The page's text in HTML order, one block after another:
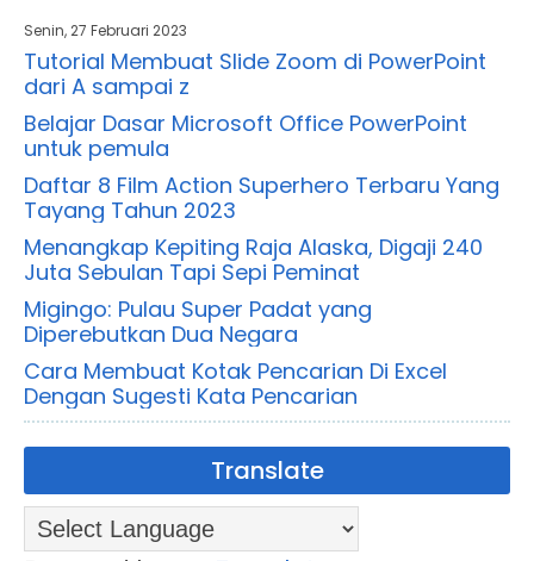
Senin, 27 Februari 2023
Tutorial Membuat Slide Zoom di PowerPoint
dari A sampai z
Belajar Dasar Microsoft Office PowerPoint
untuk pemula
Daftar 8 Film Action Superhero Terbaru Yang
Tayang Tahun 2023
Menangkap Kepiting Raja Alaska, Digaji 240
Juta Sebulan Tapi Sepi Peminat
Migingo: Pulau Super Padat yang
Diperebutkan Dua Negara
Cara Membuat Kotak Pencarian Di Excel
Dengan Sugesti Kata Pencarian
Translate